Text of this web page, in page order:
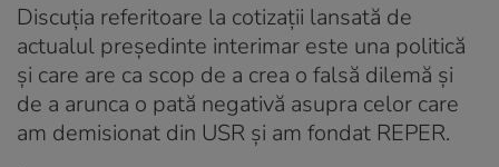
Discuția referitoare la cotizații lansată de
actualul președinte interimar este una politică
și care are ca scop de a crea o falsă dilemă și
de a arunca o pată negativă asupra celor care
am demisionat din USR și am fondat REPER.